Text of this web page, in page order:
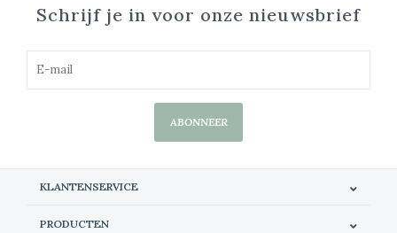
Schrijf je in voor onze nieuwsbrief
ABONNEER
KLANTENSERVICE
PRODUCTEN